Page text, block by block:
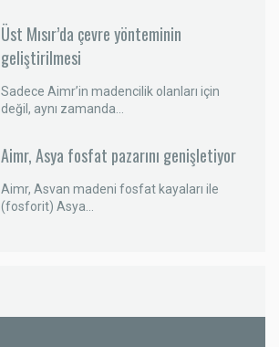
Üst Mısır’da çevre yönteminin
geliştirilmesi
Sadece Aimr’in madencilik olanları için
değil, aynı zamanda...
Aimr, Asya fosfat pazarını genişletiyor
Aimr, Asvan madeni fosfat kayaları ile
(fosforit) Asya...